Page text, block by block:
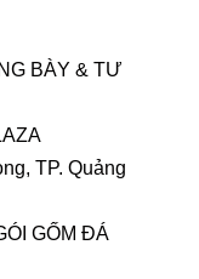
BÀY & TƯ
TP. Quảng
GỐM ĐÁ